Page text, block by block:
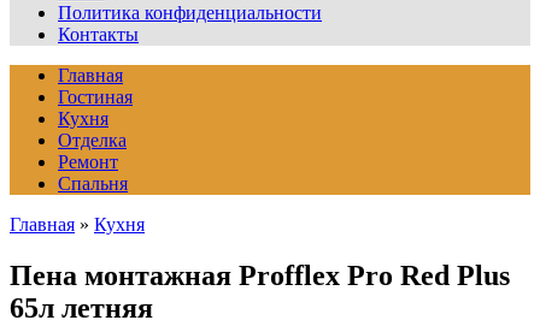
Политика конфиденциальности
Контакты
Главная
Гостиная
Кухня
Отделка
Ремонт
Спальня
Главная » Кухня
Пена монтажная Profflex Pro Red Plus
65л летняя